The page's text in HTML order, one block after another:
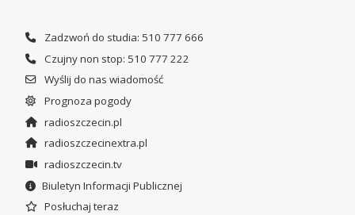
Zadzwoń do studia: 510 777 666
Czujny non stop: 510 777 222
Wyślij do nas wiadomość
Prognoza pogody
radioszczecin.pl
radioszczecinextra.pl
radioszczecin.tv
Biuletyn Informacji Publicznej
Posłuchaj teraz